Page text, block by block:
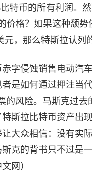
特币的所有利润。
价格？如果这种颓
，那么特斯拉认列
字侵蚀销售电动汽
是如何通过押注当
的风险。马斯克过
斯拉比特币资产出
大众相信：没有实
克的背书只不过是
网）